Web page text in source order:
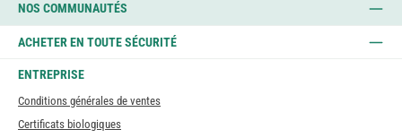
NOS COMMUNAUTÉS
ACHETER EN TOUTE SÉCURITÉ
ENTREPRISE
Conditions générales de ventes
Certificats biologiques